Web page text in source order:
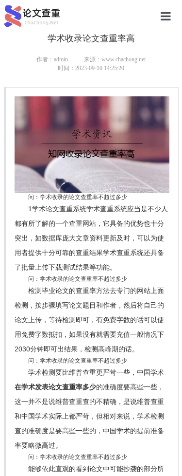
研究生论
学术收录论文查重率高
作者：admin
来源：www.chachong.net
时间：2023-09-10 14:25:20
问：学术收录的论文查重率不超过多少
1学术论文查重系统学术查重系统应当是不少人
都有所了解的一个查重网站，它具备的优势也十分
突出，如数据库庞大文章资料更新及时，可以为使
用者提供十分可靠的查重结果学术查重系统还具备
了批量上传下载测试结果等功能。
问：学术收录的论文查重率不超过多少
检测毕业论文的查重率方法去专门的网站上面
检测，按步骤填写论文题目和作者，然后将自己的
论文上传，等待检测即可，有免费字数的话可以使
用免费字数抵扣，如果没有就需要充值一般情况下
2030分钟即可出结果，检测高峰期的话。
问：学术收录的论文查重率不超过多少
学术检测要比维普查重更严苛一些，中国学术
在学术发表论文查重率多少的准确度要高些一些，
这一并不是说维普查重查的不精确，是说维普查重
和中国学术实际上都严苛，但相对来说，学术检测
查的准确度是要高些一些的，中国学术的提前准备
率要略微高过。
问：学术收录的论文查重率不超过多少
能够依此直观的看到论文中可能抄袭的部分所